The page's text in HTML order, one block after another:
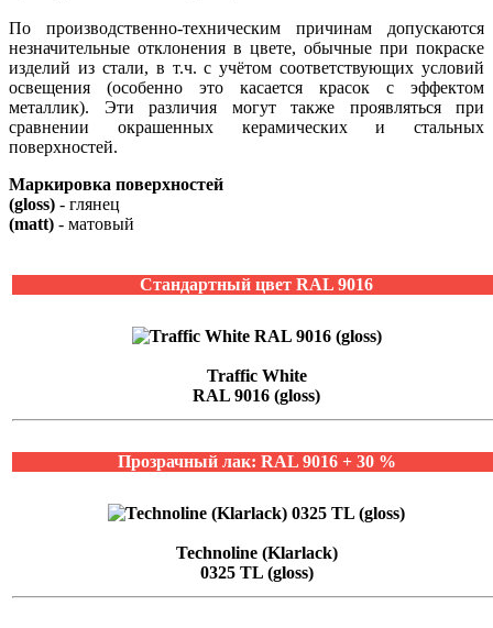
По производственно-техническим причинам допускаются
незначительные отклонения в цвете, обычные при покраске
изделий из стали, в т.ч. с учётом соответствующих условий
освещения (особенно это касается красок с эффектом
металлик). Эти различия могут также проявляться при
сравнении окрашенных керамических и стальных
поверхностей.
Маркировка поверхностей
(gloss) - глянец
(matt) - матовый
Стандартный цвет RAL 9016
Traffic White
RAL 9016 (gloss)
Прозрачный лак: RAL 9016 + 30 %
Technoline (Klarlack)
0325 TL (gloss)